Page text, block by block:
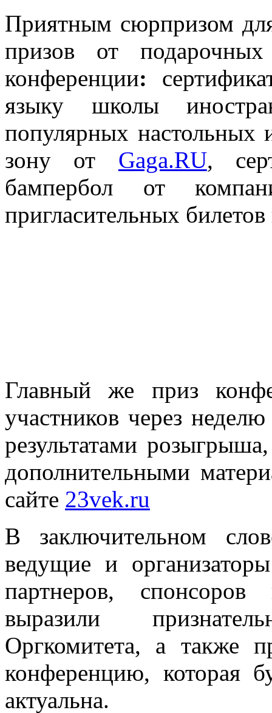
Приятным сюрпризом
призов от
конференции:
языку школы
популярных настольных
зону от
Gaga.RU,
бампербол от
пригласительных билетов
Главный же приз
участников через
результатами
дополнительными
сайте 23vek.ru
В заключительном
ведущие и
партнеров,
выразили
Оргкомитета, а также
конференцию, которая
актуальна.